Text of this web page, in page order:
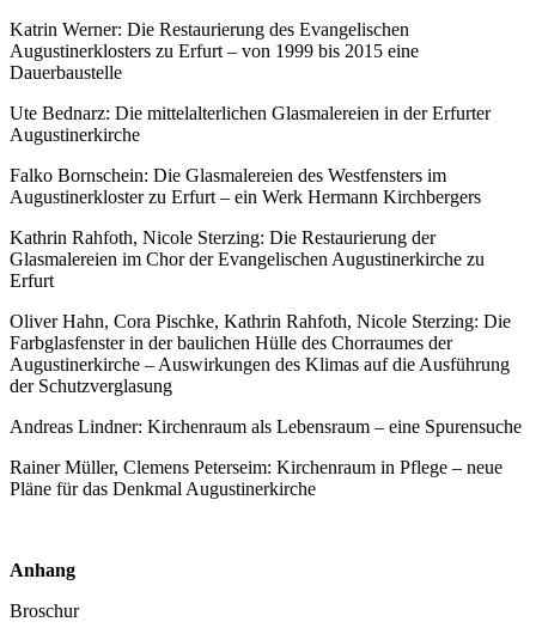
Katrin Werner: Die Restaurierung des Evangelischen
Augustinerklosters zu Erfurt – von 1999 bis 2015 eine
Dauerbaustelle
Ute Bednarz: Die mittelalterlichen Glasmalereien in der Erfurter
Augustinerkirche
Falko Bornschein: Die Glasmalereien des Westfensters im
Augustinerkloster zu Erfurt – ein Werk Hermann Kirchbergers
Kathrin Rahfoth, Nicole Sterzing: Die Restaurierung der
Glasmalereien im Chor der Evangelischen Augustinerkirche zu
Erfurt
Oliver Hahn, Cora Pischke, Kathrin Rahfoth, Nicole Sterzing: Die
Farbglasfenster in der baulichen Hülle des Chorraumes der
Augustinerkirche – Auswirkungen des Klimas auf die Ausführung
der Schutzverglasung
Andreas Lindner: Kirchenraum als Lebensraum – eine Spurensuche
Rainer Müller, Clemens Peterseim: Kirchenraum in Pflege – neue
Pläne für das Denkmal Augustinerkirche
Anhang
Broschur